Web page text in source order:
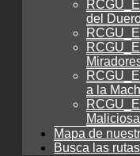
del
a la
Maliciosa
Mapa de
Busca las